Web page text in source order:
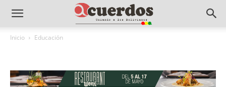
Inicio Educación